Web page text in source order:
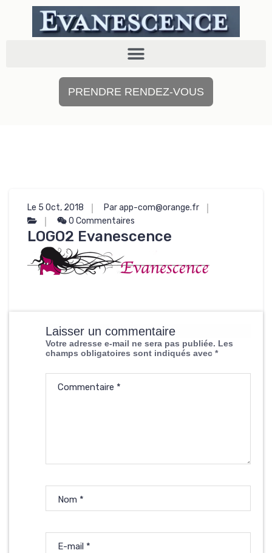
PRENDRE RENDEZ-VOUS
Le 5 Oct, 2018
Par app-com@orange.fr
0 Commentaires
LOGO2 Evanescence
Laisser un commentaire
Votre adresse e-mail ne sera pas publiée. Les
champs obligatoires sont indiqués avec *
Commentaire *
Nom *
E-mail *